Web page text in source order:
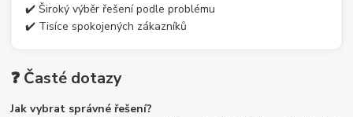
✔️ Široký výběr řešení podle problému
✔️ Tisíce spokojených zákazníků
❓ Časté dotazy
Jak vybrat správné řešení?